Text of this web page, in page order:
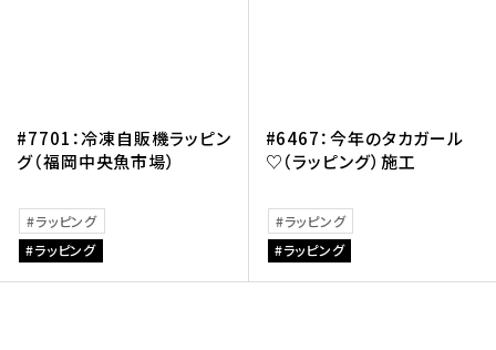
#7701：冷凍自販機ラッピン
グ（福岡中央魚市場）
ラッピング
ラッピング
#6467：今年のタカガール
♡（ラッピング）施工
ラッピング
ラッピング